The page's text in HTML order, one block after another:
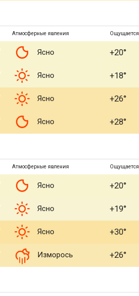
Атмосферные явления Ощущается
Ясно +20°
Ясно +18°
Ясно +26°
Ясно +28°
Атмосферные явления Ощущается
Ясно +20°
Ясно +19°
Ясно +30°
Изморось +26°